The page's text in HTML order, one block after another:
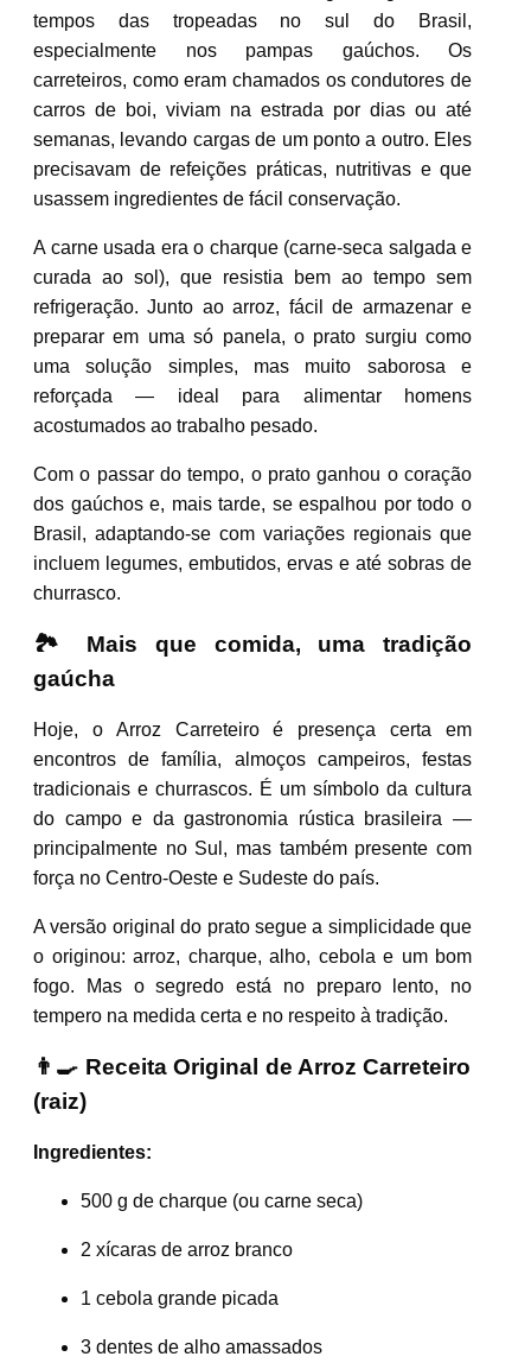
tempos das tropeadas no sul do Brasil,
especialmente nos pampas gaúchos. Os
carreteiros, como eram chamados os condutores de
carros de boi, viviam na estrada por dias ou até
semanas, levando cargas de um ponto a outro. Eles
precisavam de refeições práticas, nutritivas e que
usassem ingredientes de fácil conservação.
A carne usada era o charque (carne-seca salgada e
curada ao sol), que resistia bem ao tempo sem
refrigeração. Junto ao arroz, fácil de armazenar e
preparar em uma só panela, o prato surgiu como
uma solução simples, mas muito saborosa e
reforçada — ideal para alimentar homens
acostumados ao trabalho pesado.
Com o passar do tempo, o prato ganhou o coração
dos gaúchos e, mais tarde, se espalhou por todo o
Brasil, adaptando-se com variações regionais que
incluem legumes, embutidos, ervas e até sobras de
churrasco.
🏞️ Mais que comida, uma tradição
gaúcha
Hoje, o Arroz Carreteiro é presença certa em
encontros de família, almoços campeiros, festas
tradicionais e churrascos. É um símbolo da cultura
do campo e da gastronomia rústica brasileira —
principalmente no Sul, mas também presente com
força no Centro-Oeste e Sudeste do país.
A versão original do prato segue a simplicidade que
o originou: arroz, charque, alho, cebola e um bom
fogo. Mas o segredo está no preparo lento, no
tempero na medida certa e no respeito à tradição.
👨‍🍳 Receita Original de Arroz Carreteiro
(raiz)
Ingredientes:
500 g de charque (ou carne seca)
2 xícaras de arroz branco
1 cebola grande picada
3 dentes de alho amassados